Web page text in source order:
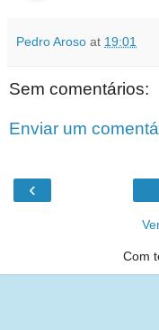
Pedro Aroso at 19:01
Sem comentários:
Enviar um
‹
Com